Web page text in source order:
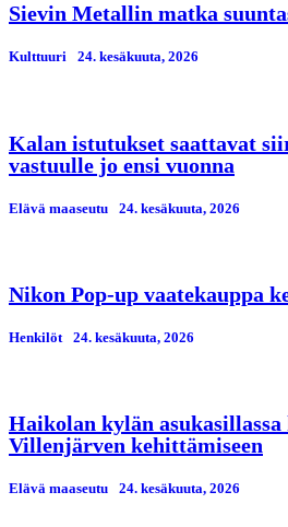
Sievin Metallin matka
Kulttuuri 24. kesäkuuta, 2026
Kalan istutukset saattavat
vastuulle jo ensi vuonna
Elävä maaseutu 24. kesäkuuta, 2026
Nikon Pop-up vaatekauppa
Henkilöt 24. kesäkuuta, 2026
Haikolan kylän
Villenjärven kehittämiseen
Elävä maaseutu 24. kesäkuuta, 2026